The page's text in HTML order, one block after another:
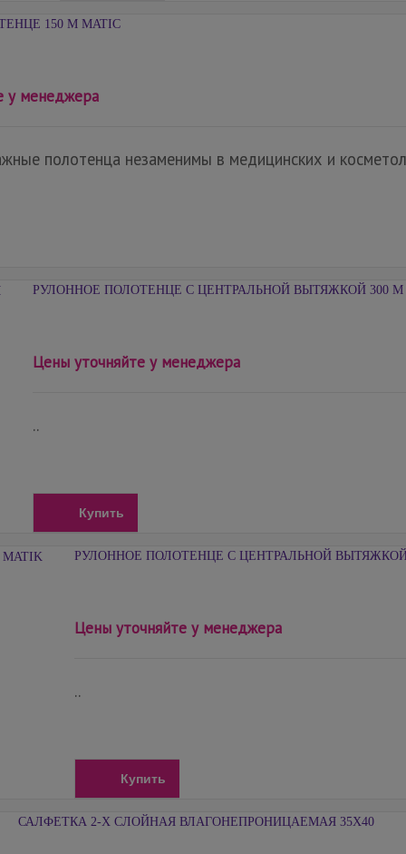
150 М MATIC
у менеджера
полотенца незаменимы в медицинских и
РУЛОННОЕ ПОЛОТЕНЦЕ С ЦЕНТРАЛЬНОЙ ВЫТЯЖКОЙ 300 М
Цены уточняйте у менеджера
..
Купить
РУЛОННОЕ ПОЛОТЕНЦЕ С ЦЕНТРАЛЬНОЙ ВЫТЯЖКОЙ
Цены уточняйте у менеджера
..
Купить
САЛФЕТКА 2-Х СЛОЙНАЯ ВЛАГОНЕПРОНИЦАЕМАЯ 35Х40